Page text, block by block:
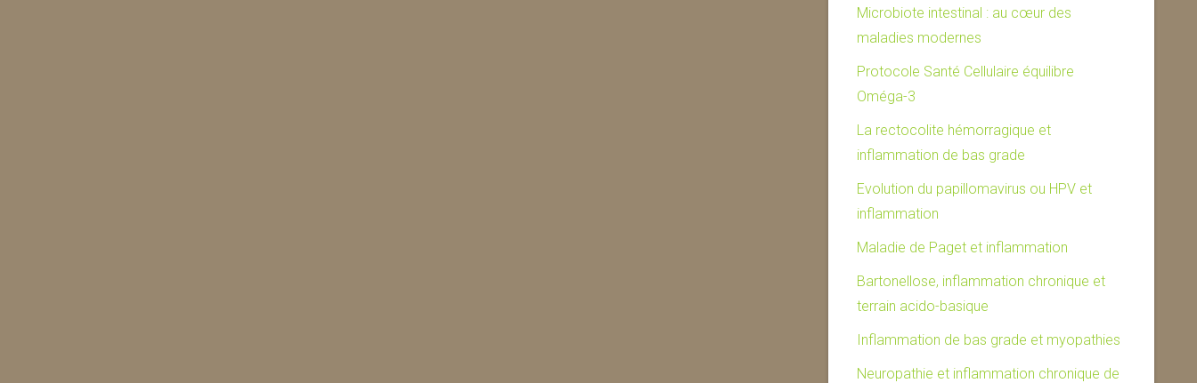
Microbiote intestinal : au cœur des
maladies modernes
Protocole Santé Cellulaire équilibre
Oméga-3
La rectocolite hémorragique et
inflammation de bas grade
Evolution du papillomavirus ou HPV et
inflammation
Maladie de Paget et inflammation
Bartonellose, inflammation chronique et
terrain acido-basique
Inflammation de bas grade et myopathies
Neuropathie et inflammation chronique de